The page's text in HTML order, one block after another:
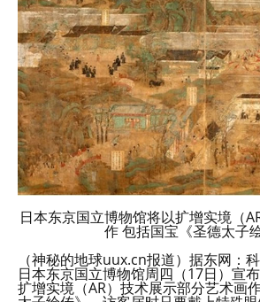
日本东京国立博物馆将以扩增实境（
作 包括国宝《圣德太子
（神秘的地球uux.cn报道）据东网：
日本东京国立博物馆周四（17日）宣
扩增实境（AR）技术展示部分艺术画